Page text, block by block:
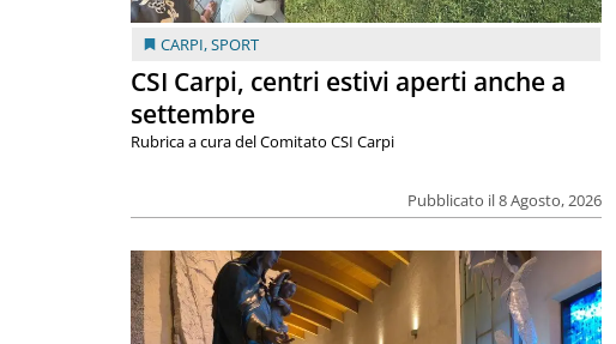
CARPI,SPORT
CSI Carpi, centri estivi aperti anche a
settembre
Pubblicato il 8 Agosto, 2026
Rubrica a cura del Comitato CSI Carpi